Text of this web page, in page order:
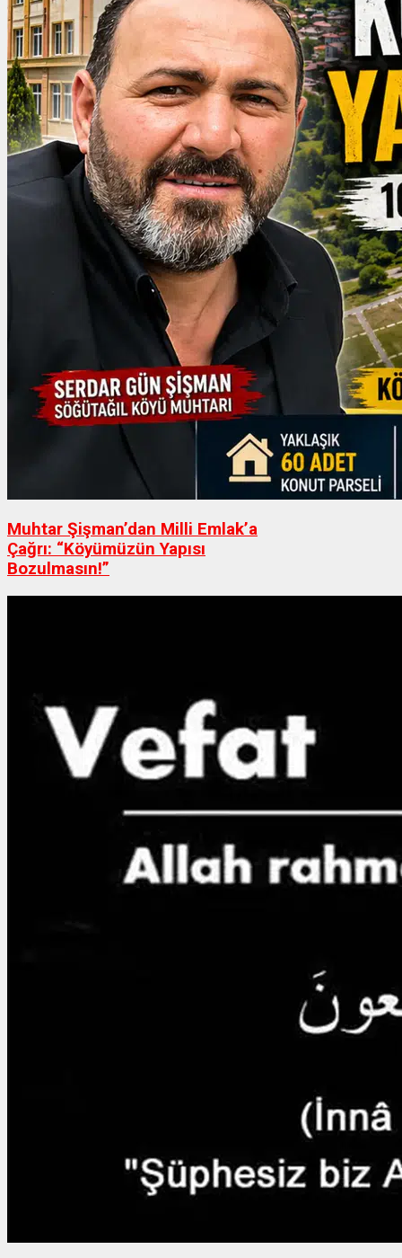
Muhtar Şişman’dan Milli Emlak’a
Çağrı: “Köyümüzün Yapısı
Bozulmasın!”